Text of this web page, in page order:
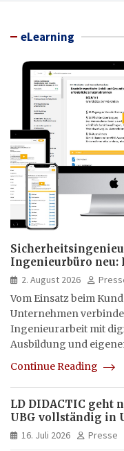
eLearning
Ingenieurbüro neu:
hybrid und
2. August 2026
Vom Einsatz beim
Unternehmen
Ingenieurarbeit mit
Ausbildung und
Continue Reading
LD DIDACTIC geht
UBG vollständig in
16. Juli 2026 Presse